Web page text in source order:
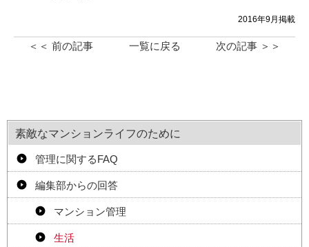
2016年9月掲載
＜＜ 前の記事 一覧に戻る 次の記事 ＞＞
素敵なマンションライフのために
管理に関するFAQ
編集部からの回答
マンション管理
生活